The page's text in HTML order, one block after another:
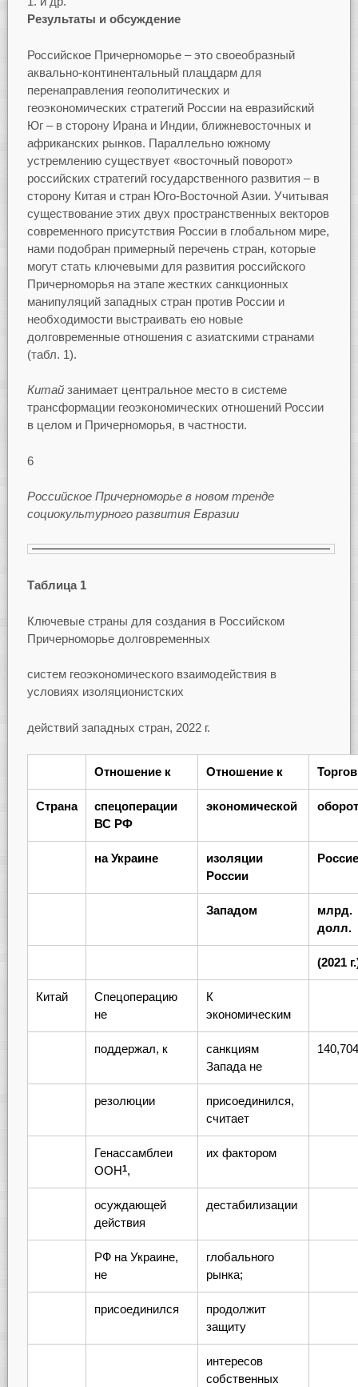
Результаты и обсуждение
Российское Причерноморье – это своеобразный
аквально-континентальный плацдарм для
перенаправления геополитических и
геоэкономических стратегий России на евразийский
Юг – в сторону Ирана и Индии, ближневосточных и
африканских рынков. Параллельно южному
устремлению существует «восточный поворот»
российских стратегий государственного развития – в
сторону Китая и стран Юго-Восточной Азии. Учитывая
существование этих двух пространственных векторов
современного присутствия России в глобальном мире,
нами подобран примерный перечень стран, которые
могут стать ключевыми для развития российского
Причерноморья на этапе жестких санкционных
манипуляций западных стран против России и
необходимости выстраивать ею новые
долговременные отношения с азиатскими странами
(табл. 1).
Китайзанимает центральное место в системе
трансформации геоэкономических отношений России
в целом и Причерноморья, в частности.
6
Российское Причерноморье в новом тренде
социокультурного развития Евразии
Таблица 1
Ключевые страны для создания в Российском
Причерноморье долговременных
систем геоэкономического взаимодействия в
условиях изоляционистских
действий западных стран, 2022 г.
Отношение к Отношение к
Страна
спецоперации
ВС РФ
экономической
на Украине
изоляции
России
Западом
млрд.
долл.
(2021
Китай
Спецоперацию
не
К
экономическим
поддержал, к
санкциям
Запада не
резолюции
присоединился,
считает
Генассамблеи
ООН1,
их фактором
осуждающей
действия
дестабилизации
РФ на Украине,
не
глобального
рынка;
присоединился
продолжит
защиту
интересов
собственных